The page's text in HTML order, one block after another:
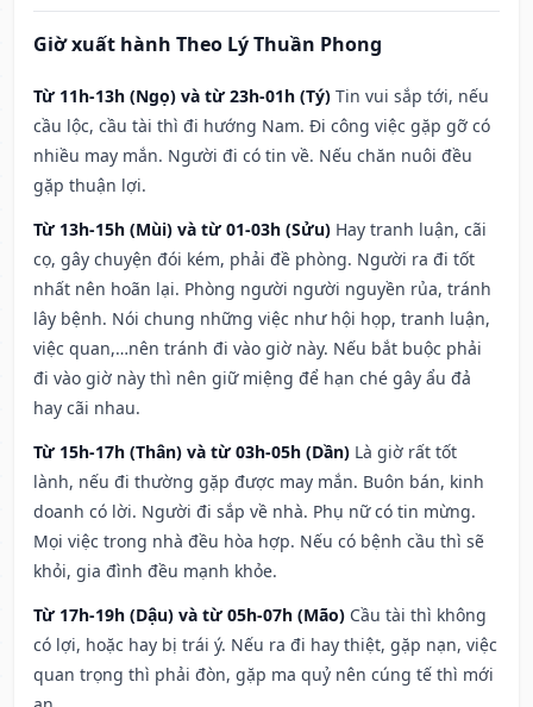
Giờ xuất hành Theo Lý Thuần Phong
Từ 11h-13h (Ngọ) và từ 23h-01h (Tý) Tin vui sắp tới, nếu
cầu lộc, cầu tài thì đi hướng Nam. Đi công việc gặp gỡ có
nhiều may mắn. Người đi có tin về. Nếu chăn nuôi đều
gặp thuận lợi.
Từ 13h-15h (Mùi) và từ 01-03h (Sửu) Hay tranh luận, cãi
cọ, gây chuyện đói kém, phải đề phòng. Người ra đi tốt
nhất nên hoãn lại. Phòng người người nguyền rủa, tránh
lây bệnh. Nói chung những việc như hội họp, tranh luận,
việc quan,…nên tránh đi vào giờ này. Nếu bắt buộc phải
đi vào giờ này thì nên giữ miệng để hạn ché gây ẩu đả
hay cãi nhau.
Từ 15h-17h (Thân) và từ 03h-05h (Dần) Là giờ rất tốt
lành, nếu đi thường gặp được may mắn. Buôn bán, kinh
doanh có lời. Người đi sắp về nhà. Phụ nữ có tin mừng.
Mọi việc trong nhà đều hòa hợp. Nếu có bệnh cầu thì sẽ
khỏi, gia đình đều mạnh khỏe.
Từ 17h-19h (Dậu) và từ 05h-07h (Mão) Cầu tài thì không
có lợi, hoặc hay bị trái ý. Nếu ra đi hay thiệt, gặp nạn, việc
quan trọng thì phải đòn, gặp ma quỷ nên cúng tế thì mới